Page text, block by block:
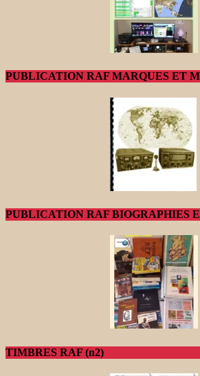
PUBLICATION RAF MARQUES ET
PUBLICATION RAF BIOGRAPHIES
TIMBRES RAF (n2)